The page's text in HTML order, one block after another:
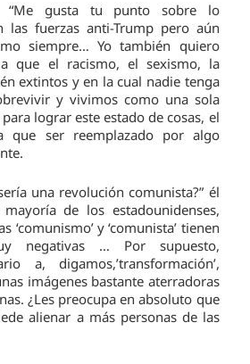
“Me gusta tu punto sobre lo
las fuerzas anti-Trump pero aún
siempre… Yo también quiero
que el racismo, el sexismo, la
extintos y en la cual nadie tenga
y vivimos como una sola
lograr este estado de cosas, el
que ser reemplazado por algo
una revolución comunista?” él
de los estadounidenses,
‘comunismo’ y ‘comunista’ tienen
negativas … Por supuesto,
a, digamos,’transformación’,
imágenes bastante aterradoras
¿Les preocupa en absoluto que
alienar a más personas de las